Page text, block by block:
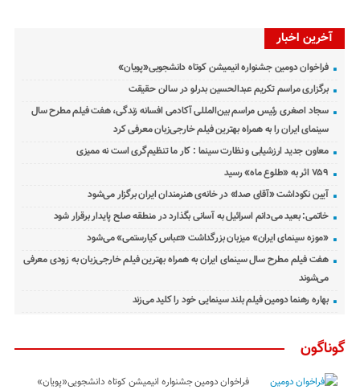
آخرین اخبار
فراخوان دومین جشنواره انیمیشن کوتاه دانشجویی«پویان»
برگزاری مراسم تکریم عبدالحسین بدرلو در سالن حقیقت
سجاد اصغری رئیس مراسم بین‌المللی آکادمی افسانه زندگی، هفت فیلم مطرح سال
سینمای ایران را به همراه بهترین فیلم خارجی‌زبان معرفی کرد
معاون جدید ارزشیابی و نظارت سینما : کار ما تنظیم‌گری است نه ممیزی
۷۵۹ اثر به «طلوع ماه» رسید
آیین نکوداشت «آقای صدا» در خانه‌ی هنرمندان ایران برگزار می‌شود
خاتمی: بعید می‌دانم اسرائیل به آسانی بگذارد در منطقه صلح پایدار برقرار شود
«موزه سینمای ایران» میزبان بزرگداشت «عباس کیارستمی» می‌شود
هفت فیلم مطرح سال سینمای ایران به همراه بهترین فیلم خارجی‌زبان به زودی معرفی
می‌شوند
بهاره رهنما دومین فیلم بلند سینمایی خود را کلید می‌زند
گوناگون
فراخوان دومین جشنواره انیمیشن کوتاه دانشجویی«پویان»